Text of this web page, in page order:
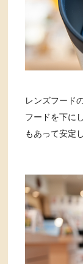
レンズフード
フードを下に
もあって安定